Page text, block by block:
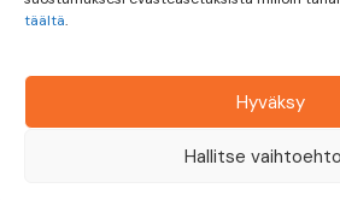
täältä.
Hyväksy
Hallitse
kokonaiskustannuksiin. Tässä
Kuukausittaiset maksut
Leasingautojen kuukausimaksut